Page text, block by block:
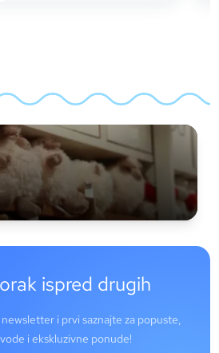
ispred drugih
i prvi saznajte za popuste,
i ekskluzivne ponude!